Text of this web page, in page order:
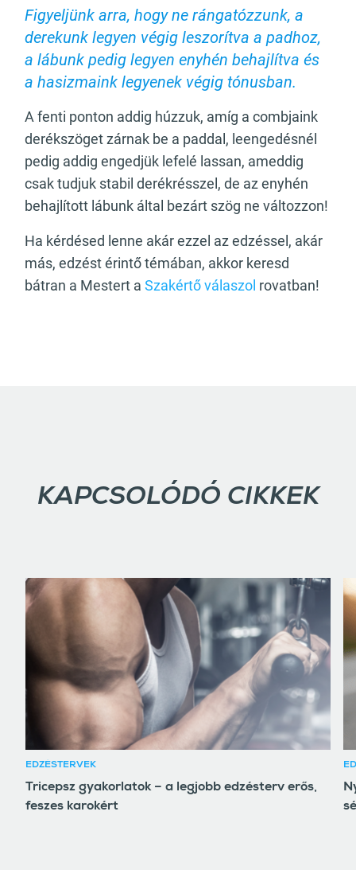
Figyeljünk arra, hogy ne rángatózzunk, a
derekunk legyen végig leszorítva a padhoz,
a lábunk pedig legyen enyhén behajlítva és
a hasizmaink legyenek végig tónusban.
A fenti ponton addig húzzuk, amíg a combjaink
derékszöget zárnak be a paddal, leengedésnél
pedig addig engedjük lefelé lassan, ameddig
csak tudjuk stabil derékrésszel, de az enyhén
behajlított lábunk által bezárt szög ne változzon!
Ha kérdésed lenne akár ezzel az edzéssel, akár
más, edzést érintő témában, akkor keresd
bátran a Mestert a Szakértő válaszol rovatban!
KAPCSOLÓDÓ CIKKEK
EDZÉSTERVEK
Tricepsz gyakorlatok – a legjobb edzésterv erős,
feszes karokért